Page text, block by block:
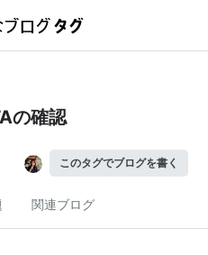
の確認
このタグでブログを書く
関連ブログ